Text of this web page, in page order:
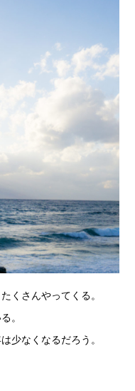
くさんやってくる。
。
少なくなるだろう。